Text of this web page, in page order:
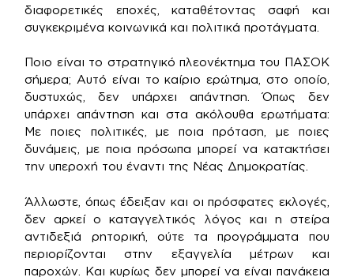
διαφορετικές εποχές, καταθέτοντας σαφή και
συγκεκριμένα κοινωνικά και πολιτικά προτάγματα.
Ποιο είναι το στρατηγικό πλεονέκτημα του ΠΑΣΟΚ
σήμερα; Αυτό είναι το καίριο ερώτημα, στο οποίο,
δυστυχώς, δεν υπάρχει απάντηση. Όπως δεν
υπάρχει απάντηση και στα ακόλουθα ερωτήματα:
Με ποιες πολιτικές, με ποια πρόταση, με ποιες
δυνάμεις, με ποια πρόσωπα μπορεί να κατακτήσει
την υπεροχή του έναντι της Νέας Δημοκρατίας.
Άλλωστε, όπως έδειξαν και οι πρόσφατες εκλογές,
δεν αρκεί ο καταγγελτικός λόγος και η στείρα
αντιδεξιά ρητορική, ούτε τα προγράμματα που
περιορίζονται στην εξαγγελία μέτρων και
παροχών. Και κυρίως δεν μπορεί να είναι πανάκεια